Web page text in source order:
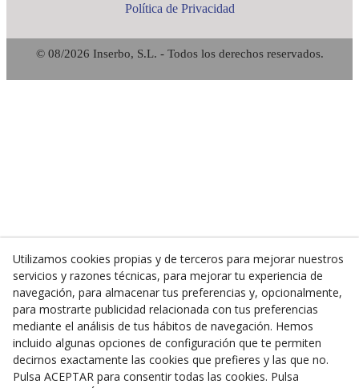
Política de Privacidad
© 08/2026 Inserbo, S.L. - Todos los derechos reservados.
Utilizamos cookies propias y de terceros para mejorar nuestros
servicios y razones técnicas, para mejorar tu experiencia de
navegación, para almacenar tus preferencias y, opcionalmente,
para mostrarte publicidad relacionada con tus preferencias
mediante el análisis de tus hábitos de navegación. Hemos
incluido algunas opciones de configuración que te permiten
decirnos exactamente las cookies que prefieres y las que no.
Pulsa ACEPTAR para consentir todas las cookies. Pulsa